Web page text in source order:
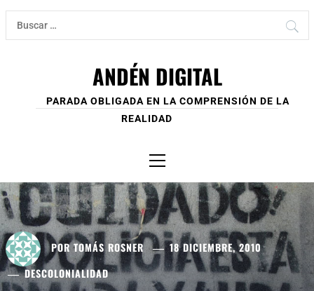
Ir
contenido
Buscar:
ANDÉN DIGITAL
PARADA OBLIGADA EN LA COMPRENSIÓN DE LA
REALIDAD
principal
PORTOMÁS ROSNER
18 DICIEMBRE, 2010
DESCOLONIALIDAD